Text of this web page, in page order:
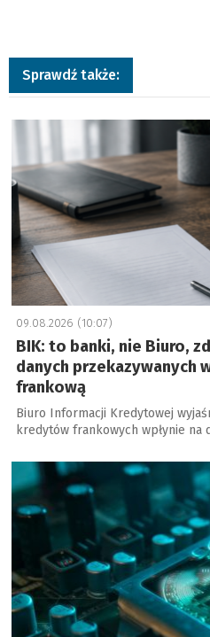
Sprawdź także:
a
09.08.2026 (10:07)
BIK: to banki, nie Biuro,
danych przekazywanych
frankową
Biuro Informacji Kredytowej
kredytów frankowych wpłynie na
a